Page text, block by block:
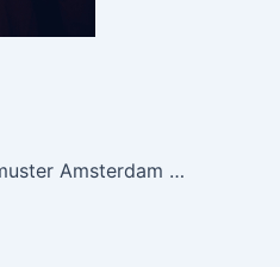
Unser neues Schnittmuster Amsterdam – Ein Oberteil perfekt für den Frühling